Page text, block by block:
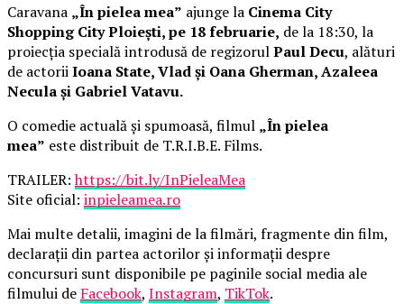
Caravana „În pielea mea” ajunge la Cinema City
Shopping City Ploiești, pe 18 februarie, de la 18:30, la
proiecția specială introdusă de regizorulPaul Decu, alături
de actoriiIoana State, Vlad și Oana Gherman, Azaleea
Necula și Gabriel Vatavu.
O comedie actuală și spumoasă, filmul „În pielea
mea” este distribuit de T.R.I.B.E. Films.
TRAILER:https://bit.ly/InPieleaMea
Site oficial: inpieleamea.ro
Mai multe detalii, imagini de la filmări, fragmente din film,
declarații din partea actorilor și informații despre
concursuri sunt disponibile pe paginile social media ale
filmului de Facebook, Instagram, TikTok.